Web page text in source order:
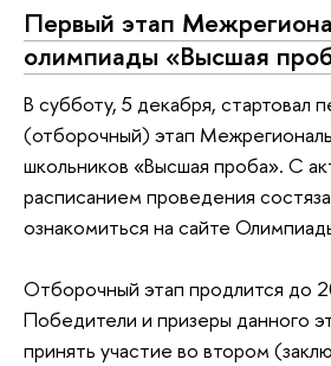
Первый этап
олимпиады «Высшая
В субботу, 5 декабря, стартовал
(отборочный) этап
школьников «Высшая проба». С
расписанием проведения
ознакомиться на сайте
Отборочный этап продлится до
Победители и призеры данного
принять участие во втором